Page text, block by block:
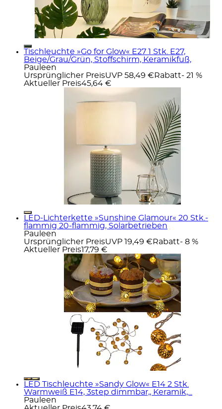
Tischleuchte »Go for Glow« E27 1 Stk. E27,
Beige/Grau/Grün, Stoffschirm, Keramikfuß,
Pauleen
Ursprünglicher PreisUVP 58,49 € Rabatt- 21 %
Aktueller Preis45,64 €
LED-Lichterkette »Sunshine Glamour« 20 Stk.-
flammig 20-flammig, Solarbetrieben
Pauleen
Ursprünglicher PreisUVP 19,49 € Rabatt- 8 %
Aktueller Preis17,79 €
LED Tischleuchte »Sandy Glow« E14 2 Stk.
Warmweiß E14, 3step dimmbar,, Keramik,...
Pauleen